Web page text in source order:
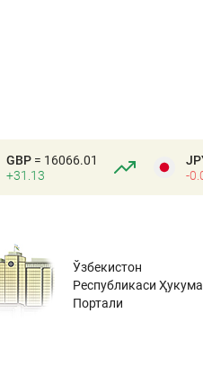
GBP = 16066.01
+31.13
-
Ўзбекистон
Республикаси
Портали